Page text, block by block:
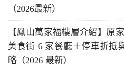
（2026最新）
【鳳山萬家福樓層介紹】原
美食街 6 家餐廳＋停車折抵
略（2026 最新）